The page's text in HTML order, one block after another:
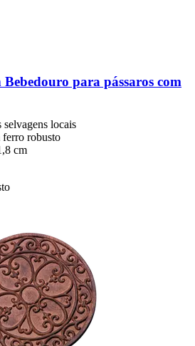
Bebedouro para pássaros com
selvagens locais
ferro robusto
cm